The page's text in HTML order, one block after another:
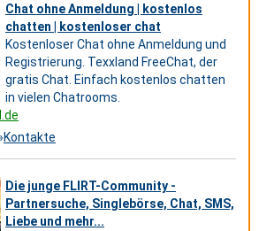
Chat ohne Anmeldung | kostenlos
chatten | kostenloser chat
Kostenloser Chat ohne Anmeldung und
Registrierung. Texxland FreeChat, der
gratis Chat. Einfach kostenlos chatten
in vielen Chatrooms.
Kontakte
Die junge FLIRT-Community -
Partnersuche, Singlebörse, Chat, SMS,
Liebe und mehr...